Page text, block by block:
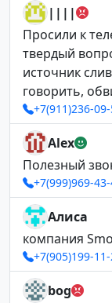
||||
Просили к
твердый
источник
говорить,
+7(911)236-
Alex
Полезный
+7(999)969-43-
Алиса
компания
+7(905)199-11-
bog